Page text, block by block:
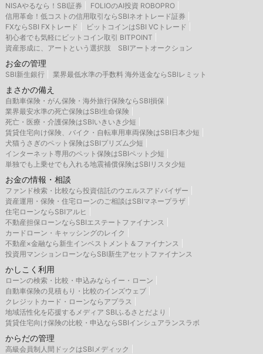
NISAやるなら！SBI証券
FOLIOのAI投資 ROBOPRO
信用革命！低コストの信用取引ならSBIネオトレード証券
FXならSBI FXトレード
ビットコインはSBI VCトレード
初心者でも気軽にビットコイン取引 BITPOINT
資産形成に、アートという選択肢 SBIアートオークション
お金の管理
SBI新生銀行 業界最低水準の手数料 海外送金ならSBIレミット
まさかの備え
自動車保険・がん保険・海外旅行保険ならSBI損保
業界最安水準の死亡保険はSBI生命保険
死亡・医療・介護保険はSBIいきいき少短
賃貸住宅向け保険、バイク・自転車用車両保険はSBI日本少短
犬猫うさぎのペット保険はSBIプリズム少短
インターネット専用のペット保険はSBIペット少短
単独でも上乗せでも入れる地震補償保険はSBIリスタ少短
お金の情報・相談
ファンド検索・比較なら投資信託のウエルスアドバイザー
資産運用・保険・住宅ローンのご相談はSBIマネープラザ
住宅ローンならSBIアルヒ
不動産担保ローンならSBIエステートファイナンス
カードローン・キャッシングのレイク
不動産×金融なら新生インベストメント＆ファイナンス
投資用マンションローンならSBI新生アセットファイナンス
かしこく利用
ローンの検索・比較・申込みならイー・ローン
自動車保険の見積もり・比較のインズウェブ
クレジットカード・ローンならアプラス
地域活性化を応援するメディア SBIふるさとだより
賃貸住宅向け保険の比較・申込ならSBIインシュアランスラボ
からだの管理
高級会員制人間ドックはSBIメディック